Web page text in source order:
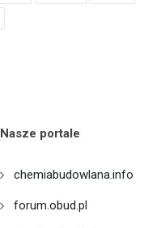
Nasze portale
chemiabudowlana.info
forum.obud.pl